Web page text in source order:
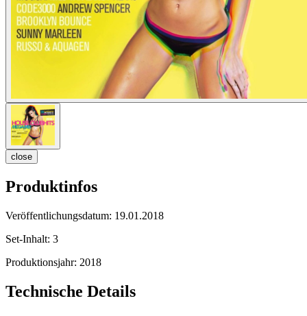
close
Produktinfos
Veröffentlichungsdatum: 19.01.2018
Set-Inhalt: 3
Produktionsjahr: 2018
Technische Details